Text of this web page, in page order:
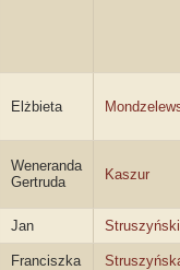
Elżbieta
Weneranda
Gertruda
Kaszur
Jan Struszyński
Franciszka